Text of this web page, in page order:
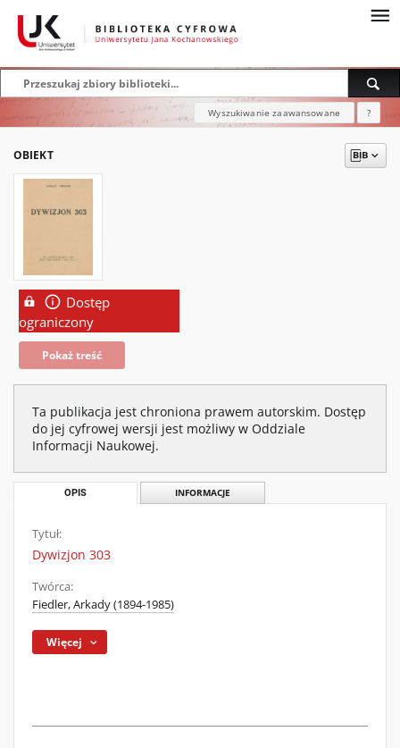
Wyszukiwanie zaawansowane ?
OBIEKT
Dostęp
ograniczony
Pokaż treść
Ta publikacja jest chroniona prawem autorskim. Dostęp
do jej cyfrowej wersji jest możliwy w Oddziale
Informacji Naukowej.
OPIS INFORMACJE
Tytuł:
Dywizjon 303
Twórca:
Fiedler, Arkady (1894-1985)
Więcej